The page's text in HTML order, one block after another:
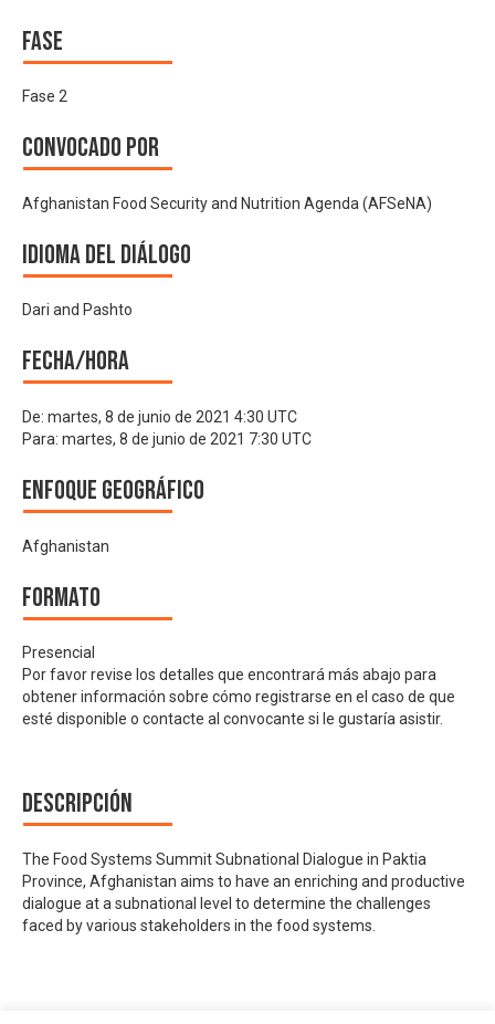
Fase
Fase 2
Convocado por
Afghanistan Food Security and Nutrition Agenda (AFSeNA)
Idioma del Diálogo
Dari and Pashto
Fecha/hora
De: martes, 8 de junio de 2021 4:30 UTC
Para: martes, 8 de junio de 2021 7:30 UTC
Enfoque geográfico
Afghanistan
Formato
Presencial
Por favor revise los detalles que encontrará más abajo para
obtener información sobre cómo registrarse en el caso de que
esté disponible o contacte al convocante si le gustaría asistir.
Descripción
The Food Systems Summit Subnational Dialogue in Paktia
Province, Afghanistan aims to have an enriching and productive
dialogue at a subnational level to determine the challenges
faced by various stakeholders in the food systems.